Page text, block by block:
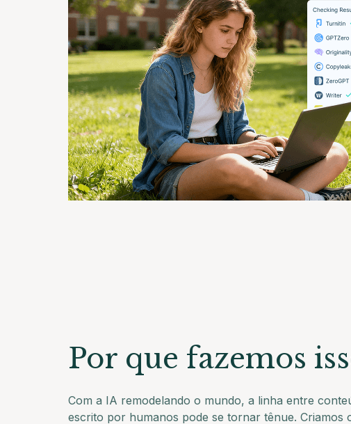
Por que fazemos
Com a IA remodelando o mundo, a linha entre
escrito por humanos pode se tornar tênue. Criamos